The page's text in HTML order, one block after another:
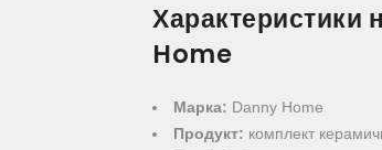
Характеристики
Home
Марка: Danny Home
Продукт: комплект